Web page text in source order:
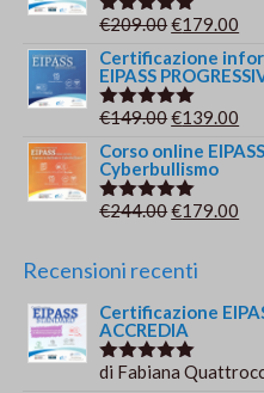
era:
Valutato
€209.00Il
prezzo
originale
era:
€179.00
Certificazione
EIPASS
Valutato
€149.00Il
prezzo
originale
era:
€139.00
Corso online
Cyberbullismo
Valutato
€244.00Il
originale
€244.00.
€179.00
Recensioni recenti
Certificazione
ACCREDIA
Valutato5
di Fabiana